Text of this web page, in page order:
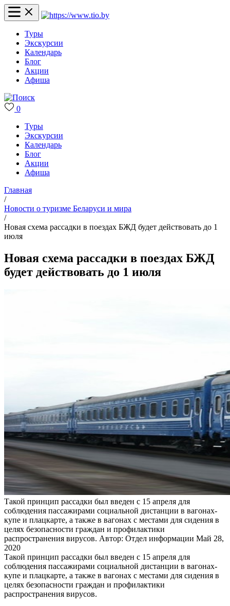
Туры
Экскурсии
Календарь
Блог
Акции
Афиша
0
Туры
Экскурсии
Календарь
Блог
Акции
Афиша
Главная
/
Новости о туризме Беларуси и мира
/
Новая схема рассадки в поездах БЖД будет действовать до 1
июля
Новая схема рассадки в поездах БЖД
будет действовать до 1 июля
Такой принцип рассадки был введен с 15 апреля для
соблюдения пассажирами социальной дистанции в вагонах-
купе и плацкарте, а также в вагонах с местами для сидения в
целях безопасности граждан и профилактики
распространения вирусов. Автор: Отдел информации Май 28,
2020
Такой принцип рассадки был введен с 15 апреля для
соблюдения пассажирами социальной дистанции в вагонах-
купе и плацкарте, а также в вагонах с местами для сидения в
целях безопасности граждан и профилактики
распространения вирусов.